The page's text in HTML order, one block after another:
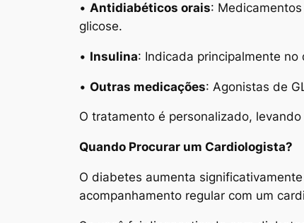
• Antidiabéticos orais:
glicose.
• Insulina: Indicada principalmente
• Outras medicações: Agonistas de
O tratamento é personalizado,
Quando Procurar um Cardiologista?
O diabetes aumenta
acompanhamento regular com um